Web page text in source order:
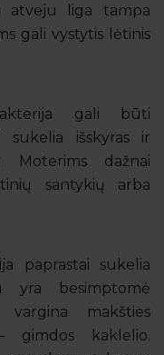
atveju liga tampa
gali vystytis lėtinis
gali būti
sukelia išskyras ir
Moterims dažnai
santykių arba
paprastai sukelia
yra besimptomė
vargina makšties
gimdos kaklelio.